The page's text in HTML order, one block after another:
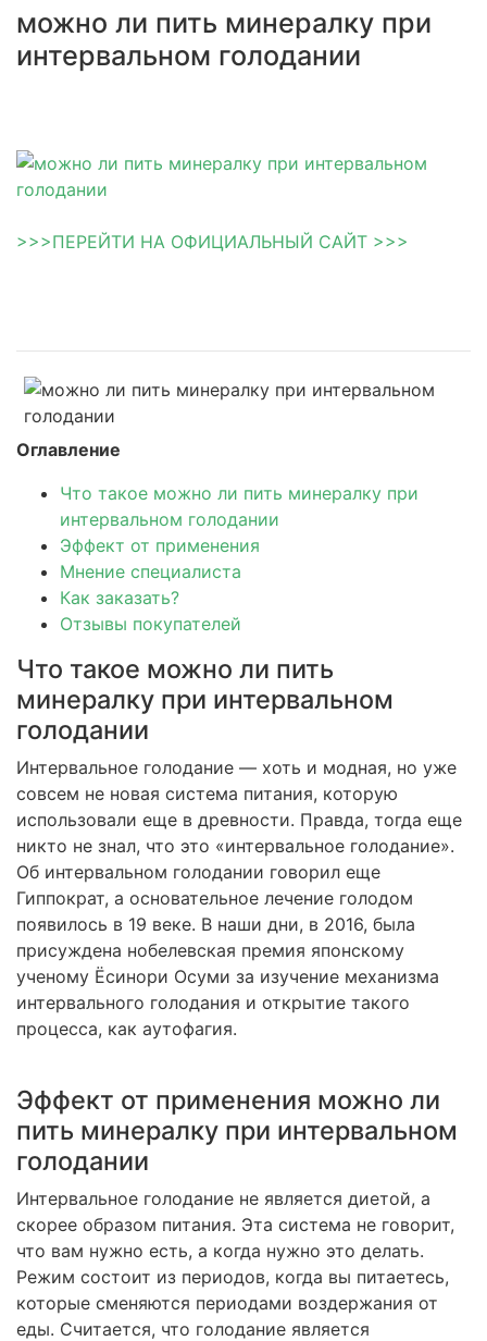
можно ли пить минералку при
интервальном голодании
>>>ПЕРЕЙТИ НА ОФИЦИАЛЬНЫЙ САЙТ >>>
Оглавление
Что такое можно ли пить минералку при
интервальном голодании
Эффект от применения
Мнение специалиста
Как заказать?
Отзывы покупателей
Что такое можно ли пить
минералку при интервальном
голодании
Интервальное голодание — хоть и модная, но уже
совсем не новая система питания, которую
использовали еще в древности. Правда, тогда еще
никто не знал, что это «интервальное голодание».
Об интервальном голодании говорил еще
Гиппократ, а основательное лечение голодом
появилось в 19 веке. В наши дни, в 2016, была
присуждена нобелевская премия японскому
ученому Ёсинори Осуми за изучение механизма
интервального голодания и открытие такого
процесса, как аутофагия.
Эффект от применения можно ли
пить минералку при интервальном
голодании
Интервальное голодание не является диетой, а
скорее образом питания. Эта система не говорит,
что вам нужно есть, а когда нужно это делать.
Режим состоит из периодов, когда вы питаетесь,
которые сменяются периодами воздержания от
еды. Считается, что голодание является